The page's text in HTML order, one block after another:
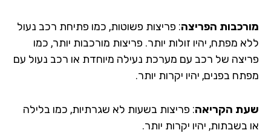
הפריצה: פריצות פשוטות, כמו פתיחת רכב נעול
מפתח, יהיו זולות יותר. פריצות מורכבות יותר, כמו
של רכב עם מערכת נעילה מיוחדת או רכב נעול עם
בפנים, יהיו יקרות יותר.
הקריאה: פריצות בשעות לא שגרתיות, כמו בלילה
בשבתות, יהיו יקרות יותר.